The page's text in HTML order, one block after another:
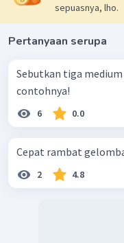
sepuasnya, lho.
Pertanyaan serupa
Sebutkan tiga
contohnya!
6 0.0
Cepat rambat
2 4.8